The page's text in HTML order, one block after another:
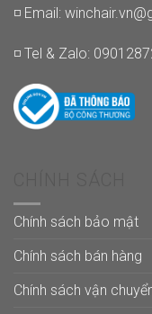
◽ Email:
◽ Tel & Zalo:
Chính sách bảo mật
Chính sách bán hàng
Chính sách vận